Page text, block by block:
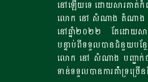
នៅឡើយទេ ដោយសារគាត់កំពុ
លោក នៅ សំណាង តំណាង សហ
នៅឆ្នំា២០២២ តែដោយសារ
បន្ទាប់ពីទទួលបានជំនួយបន្
លោក នៅ សំណាង បញ្ជាក់ថ
ទាន់ទទួលបានការគំាំទ្រច្រ